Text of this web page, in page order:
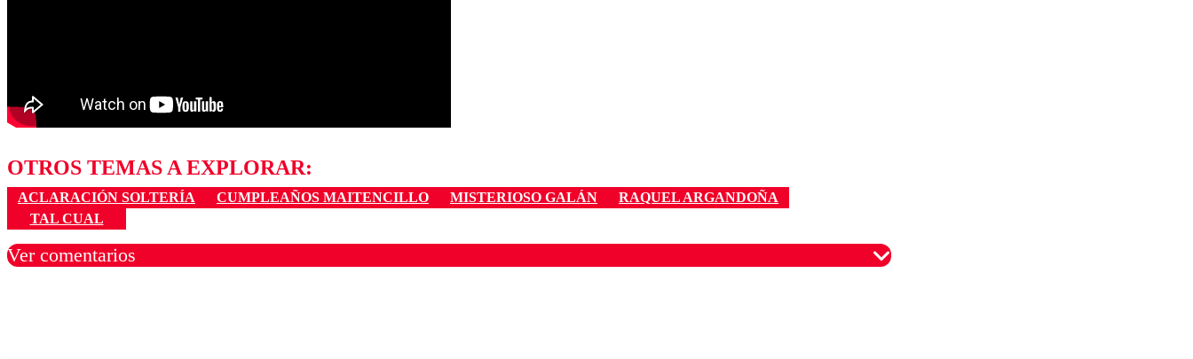
OTROS TEMAS A EXPLORAR:
ACLARACIÓN SOLTERÍA CUMPLEAÑOS MAITENCILLO MISTERIOSO GALÁN
RAQUEL ARGANDOÑA
TAL CUAL
Ver comentarios